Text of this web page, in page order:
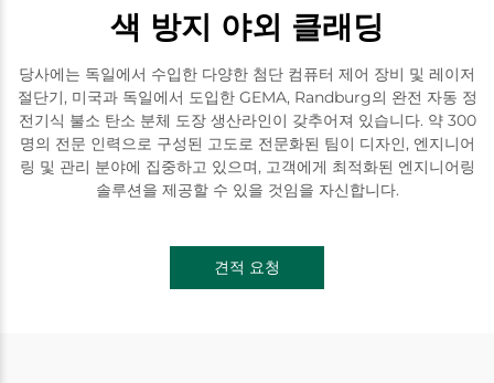
색 방지 야외 클래딩
당사에는 독일에서 수입한 다양한 첨단 컴퓨터 제어 장비 및 레이저
절단기, 미국과 독일에서 도입한 GEMA, Randburg의 완전 자동 정
전기식 불소 탄소 분체 도장 생산라인이 갖추어져 있습니다. 약 300
명의 전문 인력으로 구성된 고도로 전문화된 팀이 디자인, 엔지니어
링 및 관리 분야에 집중하고 있으며, 고객에게 최적화된 엔지니어링
솔루션을 제공할 수 있을 것임을 자신합니다.
견적 요청